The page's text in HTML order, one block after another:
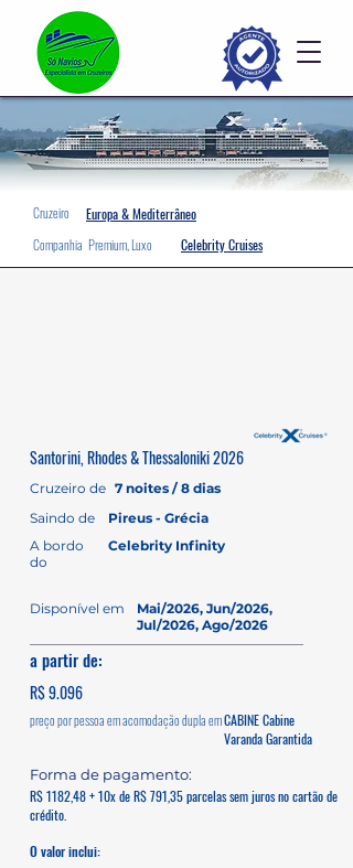
Cruzeiro
Europa & Mediterrâneo
Companhia Premium, Luxo Celebrity Cruises
Santorini, Rhodes & Thessaloniki 2026
Cruzeiro de 7 noites / 8 dias
Saindo de
Pireus - Grécia
A bordo
do
Celebrity Infinity
Disponível em
Mai/2026, Jun/2026,
Jul/2026, Ago/2026
a partir de:
R$ 9.096
CABINE Cabine
Varanda Garantida
preço por pessoa em acomodação dupla em
Forma de pagamento:
R$ 1182,48 + 10x de R$ 791,35 parcelas sem juros no cartão de
crédito.
O valor inclui: